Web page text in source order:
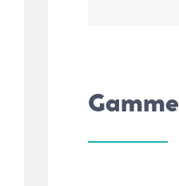
Gamme